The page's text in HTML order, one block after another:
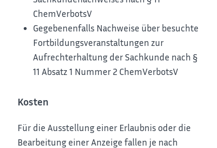
ChemVerbotsV
Gegebenenfalls Nachweise über besuchte
Fortbildungsveranstaltungen zur
Aufrechterhaltung der Sachkunde nach §
11 Absatz 1 Nummer 2 ChemVerbotsV
Kosten
Für die Ausstellung einer Erlaubnis oder die
Bearbeitung einer Anzeige fallen je nach